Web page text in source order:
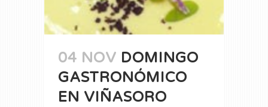
04 NOV DOMINGO
GASTRONÓMICO
EN VIÑASORO